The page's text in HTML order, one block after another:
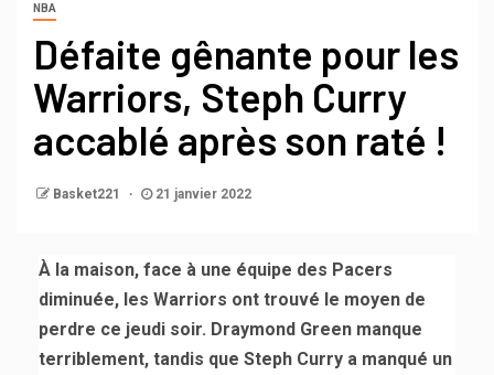
NBA
Défaite gênante pour les
Warriors, Steph Curry
accablé après son raté !
Basket221 21 janvier 2022
À la maison, face à une équipe des Pacers
diminuée, les Warriors ont trouvé le moyen de
perdre ce jeudi soir. Draymond Green manque
terriblement, tandis que Steph Curry a manqué un